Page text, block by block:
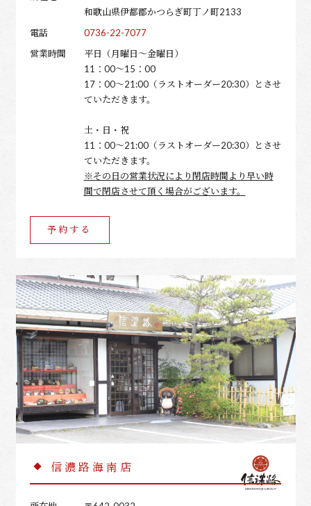
和歌山県伊都郡かつらぎ町丁ノ町2133
電話
0736-22-7077
営業時間
平日（月曜日～金曜日）
11：00～15：00
17：00～21:00（ラストオーダー20:30）とさせ
ていただきます。
土・日・祝
11：00～21:00（ラストオーダー20:30）とさせ
ていただきます。
※その日の営業状況により閉店時間より早い時
間で閉店させて頂く場合がございます。
予約する
信濃路海南店